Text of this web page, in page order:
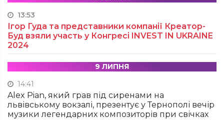
13:53
Ігор Гуда та представники компанії Креатор-
Буд взяли участь у Конгресі INVEST IN UKRAINE
2024
9 ЛИПНЯ
14:41
Alex Pian, який грав під сиренами на
львівському вокзалі, презентує у Тернополі вечір
музики легендарних композиторів при свічках